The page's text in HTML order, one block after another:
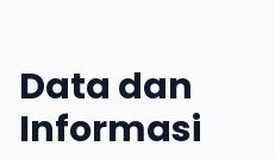
Data dan
Informasi